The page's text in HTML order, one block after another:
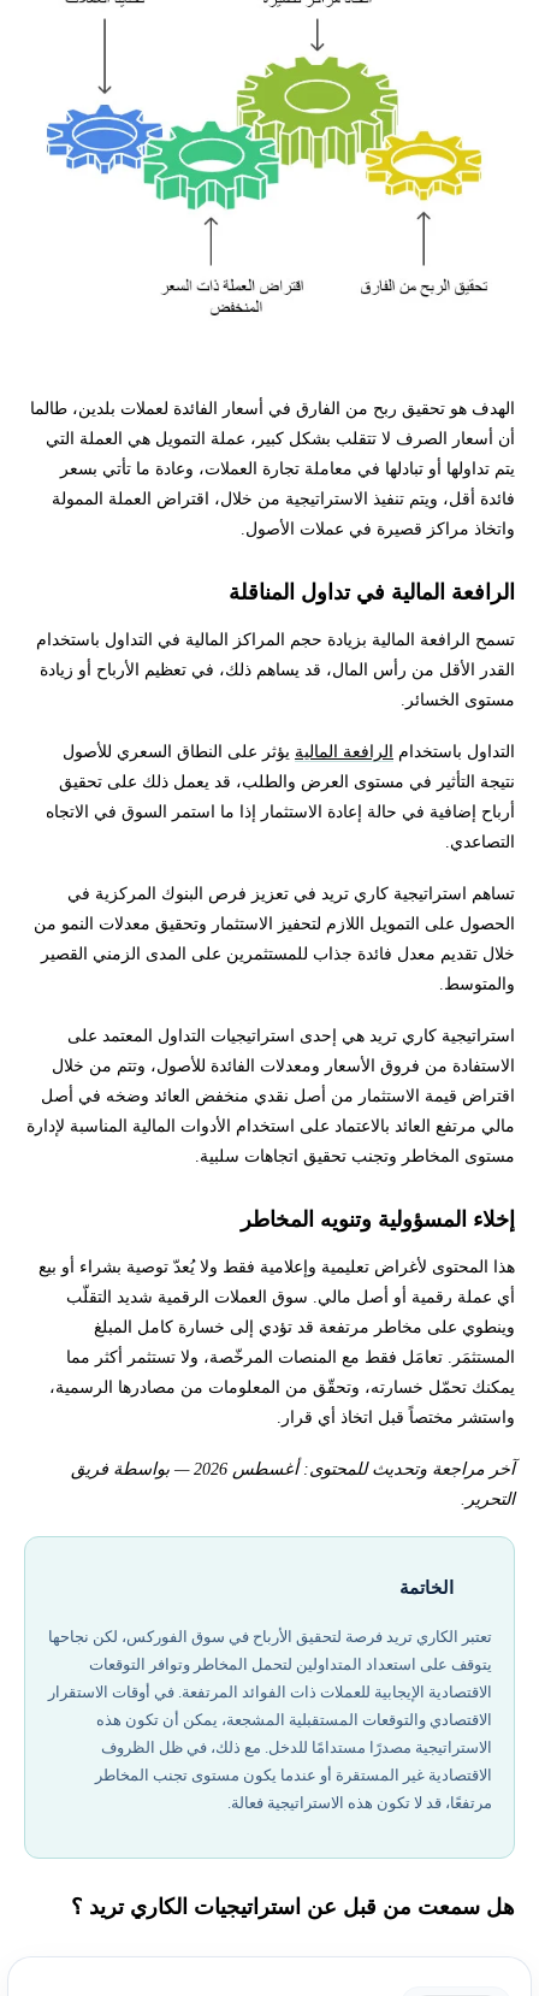
الهدف هو تحقيق ربح من الفارق في أسعار الفائدة لعملات بلدين، طالما
أن أسعار الصرف لا تتقلب بشكل كبير، عملة التمويل هي العملة التي
يتم تداولها أو تبادلها في معاملة تجارة العملات، وعادة ما تأتي بسعر
فائدة أقل، ويتم تنفيذ الاستراتيجية من خلال، اقتراض العملة الممولة
واتخاذ مراكز قصيرة في عملات الأصول.
الرافعة المالية في تداول المناقلة
تسمح الرافعة المالية بزيادة حجم المراكز المالية في التداول باستخدام
القدر الأقل من رأس المال، قد يساهم ذلك، في تعظيم الأرباح أو زيادة
مستوى الخسائر.
التداول باستخدام الرافعة المالية يؤثر على النطاق السعري للأصول
نتيجة التأثير في مستوى العرض والطلب، قد يعمل ذلك على تحقيق
أرباح إضافية في حالة إعادة الاستثمار إذا ما استمر السوق في الاتجاه
التصاعدي.
تساهم استراتيجية كاري تريد في تعزيز فرص البنوك المركزية في
الحصول على التمويل اللازم لتحفيز الاستثمار وتحقيق معدلات النمو من
خلال تقديم معدل فائدة جذاب للمستثمرين على المدى الزمني القصير
والمتوسط.
استراتيجية كاري تريد هي إحدى استراتيجيات التداول المعتمد على
الاستفادة من فروق الأسعار ومعدلات الفائدة للأصول، وتتم من خلال
اقتراض قيمة الاستثمار من أصل نقدي منخفض العائد وضخه في أصل
مالي مرتفع العائد بالاعتماد على استخدام الأدوات المالية المناسبة لإدارة
مستوى المخاطر وتجنب تحقيق اتجاهات سلبية.
إخلاء المسؤولية وتنويه المخاطر
هذا المحتوى لأغراض تعليمية وإعلامية فقط ولا يُعدّ توصية بشراء أو بيع
أي عملة رقمية أو أصل مالي. سوق العملات الرقمية شديد التقلّب
وينطوي على مخاطر مرتفعة قد تؤدي إلى خسارة كامل المبلغ
المستثمَر. تعامَل فقط مع المنصات المرخّصة، ولا تستثمر أكثر مما
يمكنك تحمّل خسارته، وتحقّق من المعلومات من مصادرها الرسمية،
واستشر مختصاً قبل اتخاذ أي قرار.
آخر مراجعة وتحديث للمحتوى: أغسطس 2026 — بواسطة فريق
التحرير.
الخاتمة
تعتبر الكاري تريد فرصة لتحقيق الأرباح في سوق الفوركس، لكن نجاحها
يتوقف على استعداد المتداولين لتحمل المخاطر وتوافر التوقعات
الاقتصادية الإيجابية للعملات ذات الفوائد المرتفعة. في أوقات الاستقرار
الاقتصادي والتوقعات المستقبلية المشجعة، يمكن أن تكون هذه
الاستراتيجية مصدرًا مستدامًا للدخل. مع ذلك، في ظل الظروف
الاقتصادية غير المستقرة أو عندما يكون مستوى تجنب المخاطر
مرتفعًا، قد لا تكون هذه الاستراتيجية فعالة.
هل سمعت من قبل عن استراتيجيات الكاري تريد ؟